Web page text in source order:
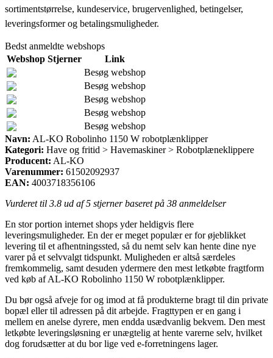
sortimentstørrelse, kundeservice, brugervenlighed, betingelser,
leveringsformer og betalingsmuligheder.
Bedst anmeldte webshops
Webshop Stjerner
Link
Besøg webshop
Besøg webshop
Besøg webshop
Besøg webshop
Besøg webshop
Navn: AL-KO Robolinho 1150 W robotplænklipper
Kategori: Have og fritid > Havemaskiner > Robotplæneklippere
Producent: AL-KO
Varenummer: 61502092937
EAN: 4003718356106
Vurderet til 3.8 ud af 5 stjerner baseret på 38 anmeldelser
En stor portion internet shops yder heldigvis flere
leveringsmuligheder. En der er meget populær er for øjeblikket
levering til et afhentningssted, så du nemt selv kan hente dine nye
varer på et selvvalgt tidspunkt. Muligheden er altså særdeles
fremkommelig, samt desuden ydermere den mest letkøbte fragtform
ved køb af AL-KO Robolinho 1150 W robotplænklipper.
Du bør også afveje for og imod at få produkterne bragt til din private
bopæl eller til adressen på dit arbejde. Fragttypen er en gang i
mellem en anelse dyrere, men endda usædvanlig bekvem. Den mest
letkøbte leveringsløsning er unægtelig at hente varerne selv, hvilket
dog forudsætter at du bor lige ved e-forretningens lager.